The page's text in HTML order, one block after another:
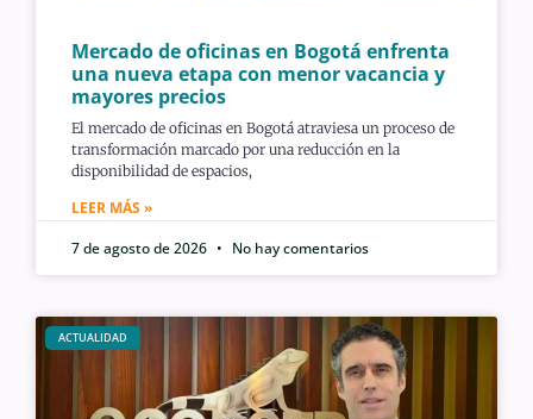
Mercado de oficinas en Bogotá enfrenta
una nueva etapa con menor vacancia y
mayores precios
El mercado de oficinas en Bogotá atraviesa un proceso de
transformación marcado por una reducción en la
disponibilidad de espacios,
LEER MÁS »
7 de agosto de 2026
No hay comentarios
ACTUALIDAD